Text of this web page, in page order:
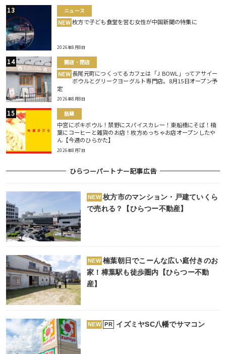
ニュース
NEW 枚方で子ども食堂を営む女性が中国新聞の特集に
2026年8月8日
開店・閉店
NEW 長尾元町につくってるカフェは「J BOWL」ってアサイー
ボウルとグリークヨーグルト専門店。8月15日オープン予
定
2026年8月8日
話題
中宮にポキボウル！禁野にスパイスカレー！東船橋にそば！楠
葉にコーヒーと雑貨のお店！枚方めっちゃお店オープンしたや
ん【今週のひらかた】
2026年8月7日
ひらつーパートナー記事広告
NEW 枚方市のマンション・戸建ていくら
で売れる？【ひらつー不動産】
NEW 楠葉朝日でこーんな広い庭付きのお
家！樟葉駅も徒歩圏内【ひらつー不動
産】
NEW PR イズミヤSC八幡でサマコン